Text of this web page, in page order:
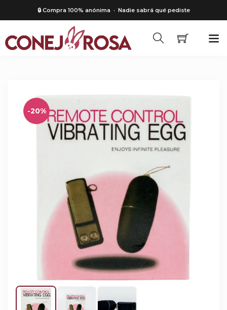
🔒 Compra 100% anónima · Nadie sabrá qué pediste
-20%